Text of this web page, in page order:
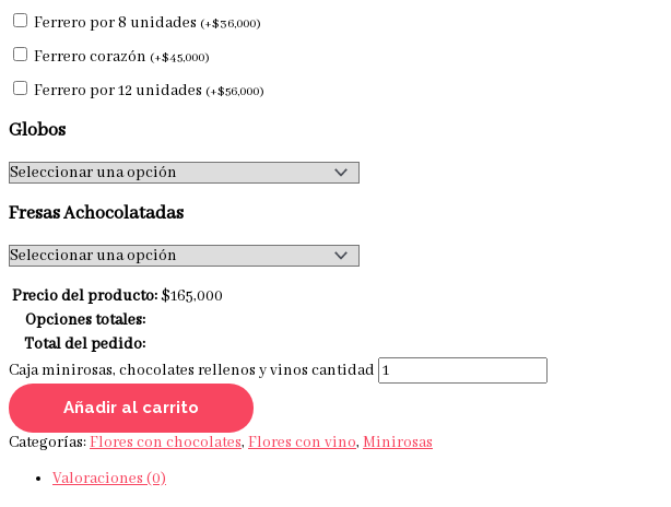
Ferrero por 8 unidades (+$36,000)
Ferrero corazón (+$45,000)
Ferrero por 12 unidades (+$56,000)
Globos
Fresas Achocolatadas
Precio del producto: $165,000
Opciones totales:
Total del pedido:
Caja minirosas, chocolates rellenos y vinos cantidad
Añadir al carrito
Categorías:Flores con chocolates, Flores con vino, Minirosas
Valoraciones (0)